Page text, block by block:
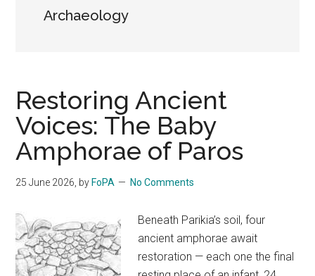
Αrchaeology
Restoring Ancient
Voices: The Baby
Amphorae of Paros
25 June 2026, by FoPA No Comments
Beneath Parikia’s soil, four
ancient amphorae await
restoration — each one the final